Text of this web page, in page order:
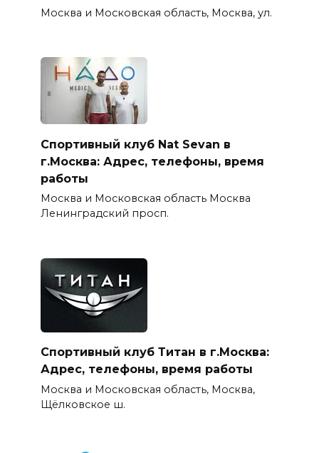
Москва и Московская область, Москва, ул.
Спортивный клуб Nat Sevan в
г.Москва: Адрес, телефоны, время
работы
Москва и Московская область Москва
Ленинградский просп.
Спортивный клуб Титан в г.Москва:
Адрес, телефоны, время работы
Москва и Московская область, Москва,
Щёлковское ш.